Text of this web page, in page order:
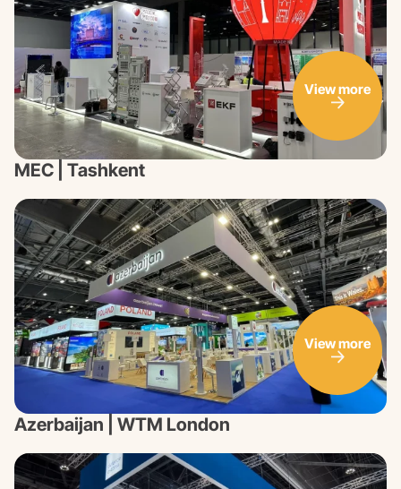
MEC | Tashkent
View more
Azerbaijan | WTM London
View more